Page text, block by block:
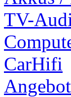
TV-
CarHifi